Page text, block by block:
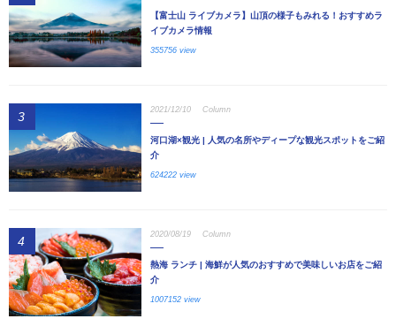
【富士山 ライブカメラ】山頂の様子もみれる！おすすめラ
イブカメラ情報
355756 view
3 2021/12/10 Column
河口湖×観光 | 人気の名所やディープな観光スポットをご紹
介
624222 view
4 2020/08/19 Column
熱海 ランチ | 海鮮が人気のおすすめで美味しいお店をご紹
介
1007152 view